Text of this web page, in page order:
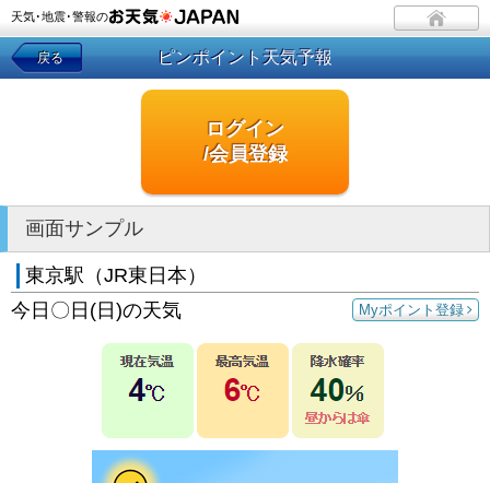
天気･地震･警報の
戻る ピンポイント天気予報
ログイン
/会員登録
画面サンプル
東京駅（JR東日本）
Myポイント登録
今日〇日(日)の天気